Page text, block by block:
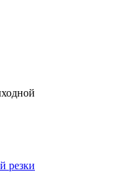
резки